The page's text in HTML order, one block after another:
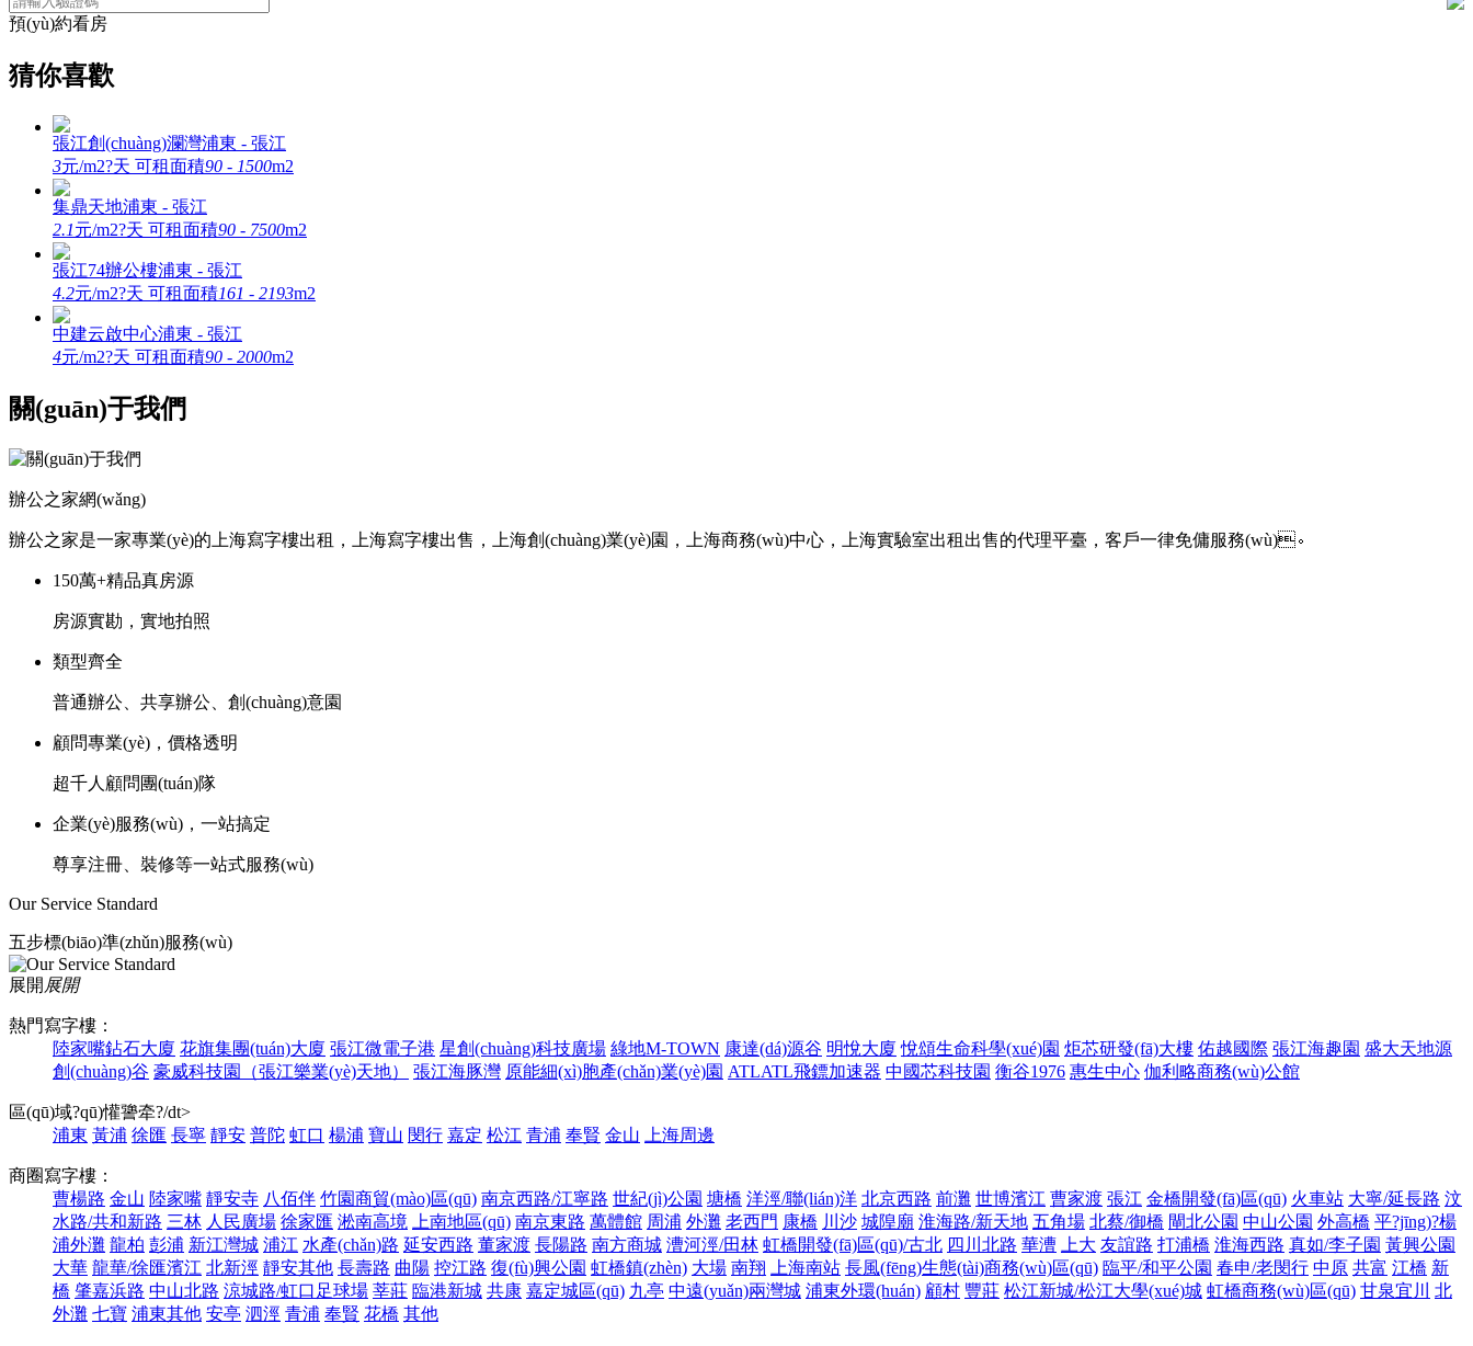
預(yù)約看房
猜你喜歡
張江創(chuàng)瀾灣浦東 - 張江
3元/m2?天 可租面積90 - 1500m2
集鼎天地浦東 - 張江
2.1元/m2?天 可租面積90 - 7500m2
張江74辦公樓浦東 - 張江
4.2元/m2?天 可租面積161 - 2193m2
中建云啟中心浦東 - 張江
4元/m2?天 可租面積90 - 2000m2
關(guān)于我們
辦公之家網(wǎng)
辦公之家是一家專業(yè)的上海寫字樓出租，上海寫字樓出售，上海創(chuàng)業(yè)園，上海商務(wù)中心，上海實驗室出租出售的代理平臺，客戶一律免傭服務(wù)。
150萬+精品真房源
房源實勘，實地拍照
類型齊全
普通辦公、共享辦公、創(chuàng)意園
顧問專業(yè)，價格透明
超千人顧問團(tuán)隊
企業(yè)服務(wù)，一站搞定
尊享注冊、裝修等一站式服務(wù)
Our Service Standard
五步標(biāo)準(zhǔn)服務(wù)
展開 展開
熱門寫字樓：
陸家嘴鉆石大廈 花旗集團(tuán)大廈 張江微電子港 星創(chuàng)科技廣場 綠地M-TOWN 康達(dá)源谷 明悅大廈 悅頌生命科學(xué)園 炬芯研發(fā)大樓 佑越國際 張江海趣園 盛大天地源
創(chuàng)谷 豪威科技園（張江樂業(yè)天地） 張江海豚灣 原能細(xì)胞產(chǎn)業(yè)園 ATLATL飛鏢加速器 中國芯科技園 衡谷1976 惠生中心 伽利略商務(wù)公館
區(qū)域?qū)懽謽牵?/dt>
浦東 黃浦 徐匯 長寧 靜安 普陀 虹口 楊浦 寶山 閔行 嘉定 松江 青浦 奉賢 金山 上海周邊
商圈寫字樓：
曹楊路 金山 陸家嘴 靜安寺 八佰伴 竹園商貿(mào)區(qū) 南京西路/江寧路 世紀(jì)公園 塘橋 洋涇/聯(lián)洋 北京西路 前灘 世博濱江 曹家渡 張江 金橋開發(fā)區(qū) 火車站 大寧/延長路 汶
水路/共和新路 三林 人民廣場 徐家匯 淞南高境 上南地區(qū) 南京東路 萬體館 周浦 外灘 老西門 康橋 川沙 城隍廟 淮海路/新天地 五角場 北蔡/御橋 閘北公園 中山公園 外高橋 平?jīng)?楊
浦外灘 龍柏 彭浦 新江灣城 浦江 水產(chǎn)路 延安西路 董家渡 長陽路 南方商城 漕河涇/田林 虹橋開發(fā)區(qū)/古北 四川北路 華漕 上大 友誼路 打浦橋 淮海西路 真如/李子園 黃興公園
大華 龍華/徐匯濱江 北新涇 靜安其他 長壽路 曲陽 控江路 復(fù)興公園 虹橋鎮(zhèn) 大場 南翔 上海南站 長風(fēng)生態(tài)商務(wù)區(qū) 臨平/和平公園 春申/老閔行 中原 共富 江橋 新
橋 肇嘉浜路 中山北路 涼城路/虹口足球場 莘莊 臨港新城 共康 嘉定城區(qū) 九亭 中遠(yuǎn)兩灣城 浦東外環(huán) 顧村 豐莊 松江新城/松江大學(xué)城 虹橋商務(wù)區(qū) 甘泉宜川
北
外灘 七寶 浦東其他 安亭 泗涇 青浦 奉賢 花橋 其他